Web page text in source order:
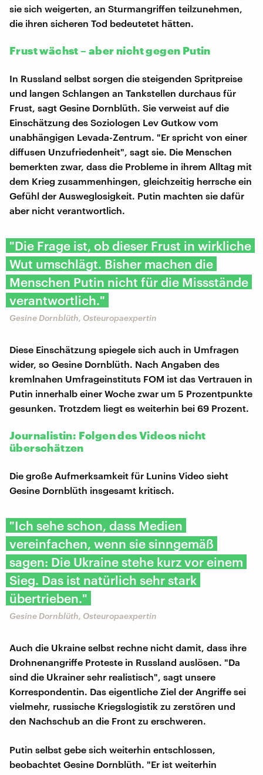
sie sich weigerten, an Sturmangriffen teilzunehmen,
die ihren sicheren Tod bedeutetet hätten.
Frust wächst – aber nicht gegen Putin
In Russland selbst sorgen die steigenden Spritpreise
und langen Schlangen an Tankstellen durchaus für
Frust, sagt Gesine Dornblüth. Sie verweist auf die
Einschätzung des Soziologen Lev Gutkow vom
unabhängigen Levada-Zentrum. "Er spricht von einer
diffusen Unzufriedenheit", sagt sie. Die Menschen
bemerkten zwar, dass die Probleme in ihrem Alltag mit
dem Krieg zusammenhingen, gleichzeitig herrsche ein
Gefühl der Ausweglosigkeit. Putin machten sie dafür
aber nicht verantwortlich.
"Die Frage ist, ob dieser Frust in wirkliche
Wut umschlägt. Bisher machen die
Menschen Putin nicht für die Missstände
verantwortlich."
Gesine Dornblüth, Osteuropaexpertin
Diese Einschätzung spiegele sich auch in Umfragen
wider, so Gesine Dornblüth. Nach Angaben des
kremlnahen Umfrageinstituts FOM ist das Vertrauen in
Putin innerhalb einer Woche zwar um 5 Prozentpunkte
gesunken. Trotzdem liegt es weiterhin bei 69 Prozent.
Journalistin: Folgen des Videos nicht
überschätzen
Die große Aufmerksamkeit für Lunins Video sieht
Gesine Dornblüth insgesamt kritisch.
"Ich sehe schon, dass Medien
vereinfachen, wenn sie sinngemäß
sagen: Die Ukraine stehe kurz vor einem
Sieg. Das ist natürlich sehr stark
übertrieben."
Gesine Dornblüth, Osteuropaexpertin
Auch die Ukraine selbst rechne nicht damit, dass ihre
Drohnenangriffe Proteste in Russland auslösen. "Da
sind die Ukrainer sehr realistisch", sagt unsere
Korrespondentin. Das eigentliche Ziel der Angriffe sei
vielmehr, russische Kriegslogistik zu zerstören und
den Nachschub an die Front zu erschweren.
Putin selbst gebe sich weiterhin entschlossen,
beobachtet Gesine Dornblüth. "Er ist weiterhin